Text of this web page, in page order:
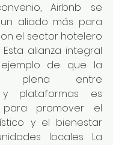
Airbnb se
aliado más para
el sector hotelero
alianza integral
de que la
plena entre
y plataformas es
para promover el
y el bienestar
locales. La